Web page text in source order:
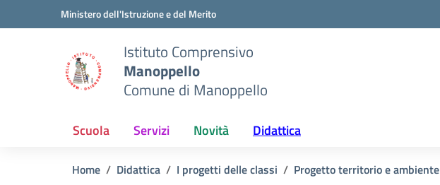
Vai ai contenuti
Vai al menu di navigazioneMinistero dell'Istruzione e del Merito
Istituto Comprensivo
Manoppello
Comune di Manoppello
Scuola Servizi Novità Didattica
Home Didattica I progetti delle classi Progetto territorio e ambiente